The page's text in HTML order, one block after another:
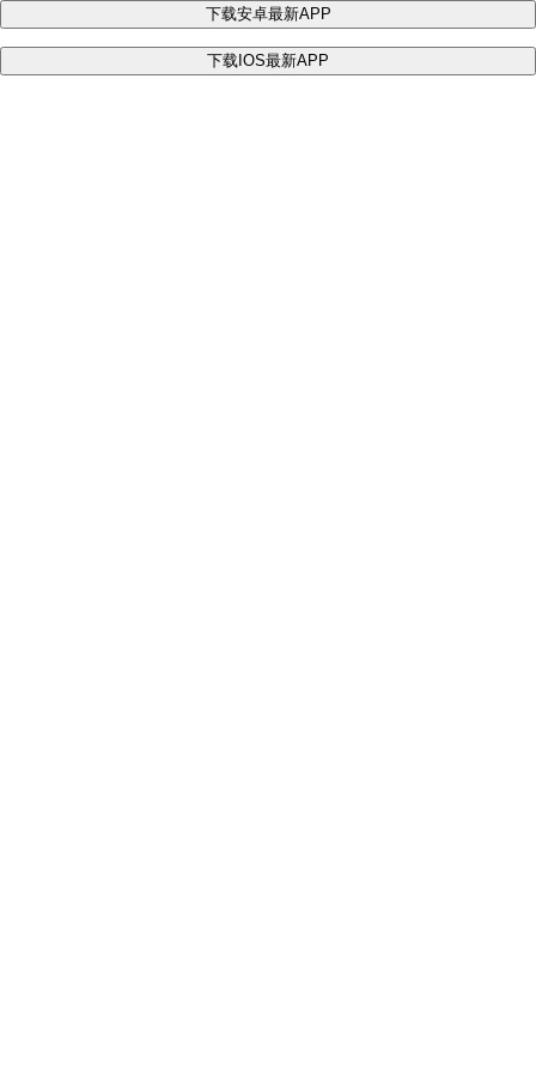
下载安卓最新APP
下载IOS最新APP